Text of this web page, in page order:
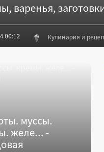
варенья,
00:12 Кулинария и
муссы.
желе... -